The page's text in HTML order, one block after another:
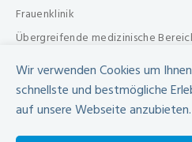
Frauenklinik
Übergreifende medizinische
Übergreifende Bereiche
Beratungen & Dienste
Therapien
Pflegezentrum
Wir verwenden Cookies um
schnellste und bestmögliche
auf unsere Webseite anzubieten.